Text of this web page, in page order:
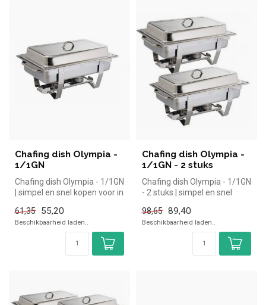
Chafing dish Olympia -
1/1GN
Chafing dish Olympia - 1/1GN
| simpel en snel kopen voor in
61,35
55,20
Beschikbaarheid laden..
Chafing dish Olympia -
1/1GN - 2 stuks
Chafing dish Olympia - 1/1GN
- 2 stuks | simpel en snel
98,65 89,40
Beschikbaarheid laden..